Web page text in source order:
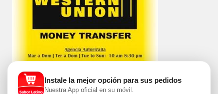
Instale la mejor opción para sus pedidos
Nuestra App oficial en su móvil.